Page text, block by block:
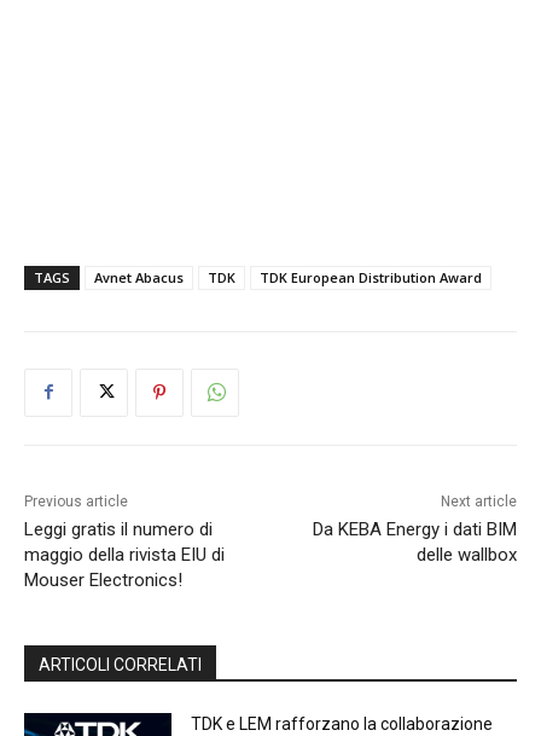
TAGS Avnet Abacus TDK TDK European Distribution Award
Previous article
Leggi gratis il numero di
maggio della rivista EIU di
Mouser Electronics!
Next article
Da KEBA Energy i dati BIM
delle wallbox
ARTICOLI CORRELATI
TDK e LEM rafforzano la collaborazione